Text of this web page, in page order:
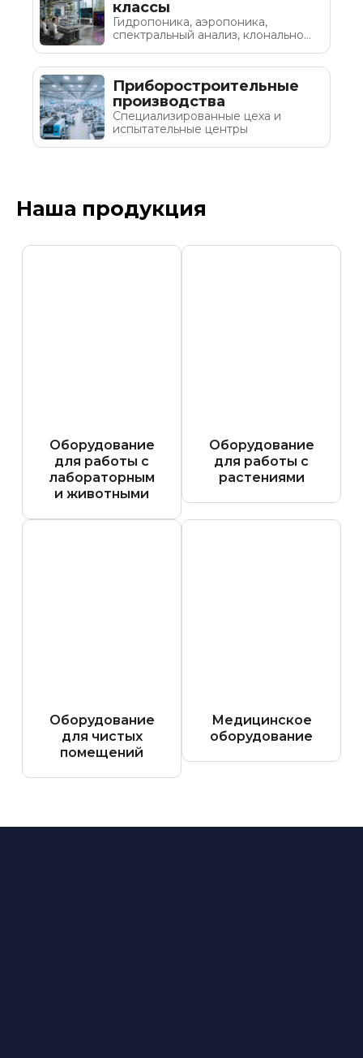
классы
Гидропоника, аэропоника,
спектральный анализ, клональное
Приборостроительные
производства
Специализированные цеха и
испытательные центры
Наша продукция
Оборудование
для работы с
лабораторным
и животными
Оборудование
для работы с
растениями
Оборудование
для чистых
помещений
Медицинское
оборудование